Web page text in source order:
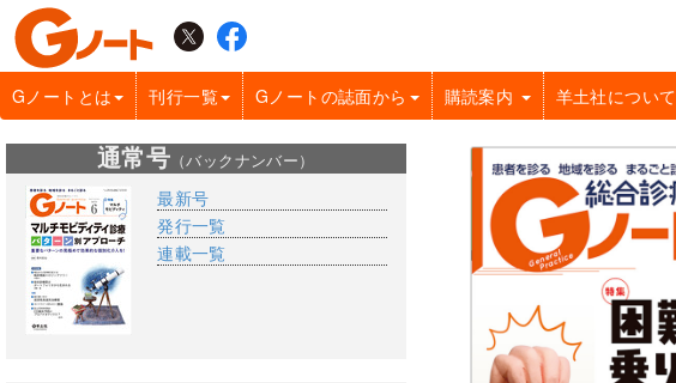
Gノートとは 刊行一覧 Gノートの誌面から 購読案内 羊土社について
通常号 （バックナンバー）
最新号
発行一覧
連載一覧